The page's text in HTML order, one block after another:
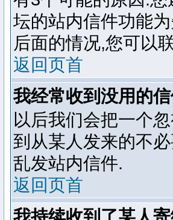
坛的站内信件功能
后面的情况,您可以
返回页首
我经常收到没用的
以后我们会把一个
到从某人发来的不
乱发站内信件.
返回页首